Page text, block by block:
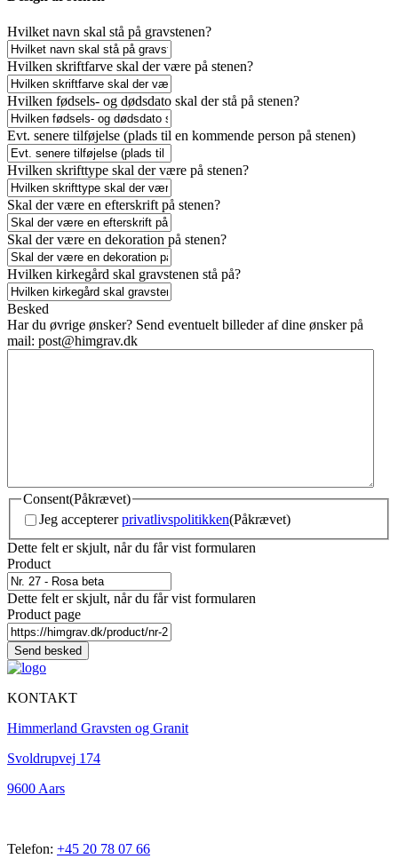
Hvilket navn skal stå på gravstenen?
Hvilken skriftfarve skal der være på stenen?
Hvilken fødsels- og dødsdato skal der stå på stenen?
Evt. senere tilføjelse (plads til en kommende person på stenen)
Hvilken skrifttype skal der være på stenen?
Skal der være en efterskrift på stenen?
Skal der være en dekoration på stenen?
Hvilken kirkegård skal gravstenen stå på?
Besked
Har du øvrige ønsker? Send eventuelt billeder af dine ønsker på
mail: post@himgrav.dk
Consent(Påkrævet)
Jeg acceptererprivatlivspolitikken(Påkrævet)
Dette felt er skjult, når du får vist formularen
Product
Dette felt er skjult, når du får vist formularen
Product page
KONTAKT
Himmerland Gravsten og Granit
Svoldrupvej 174
9600 Aars
Telefon: +45 20 78 07 66